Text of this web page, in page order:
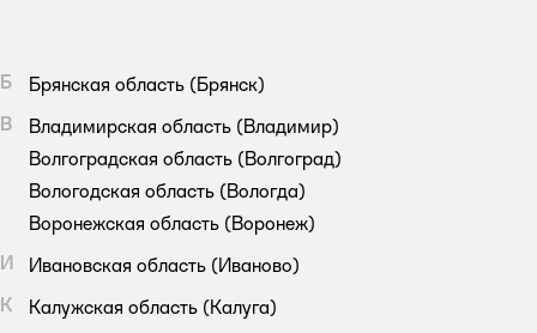
Б Брянская область (Брянск)
В
Владимирская область (Владимир)
Волгоградская область (Волгоград)
Вологодская область (Вологда)
Воронежская область (Воронеж)
И
Ивановская область (Иваново)
К
Калужская область (Калуга)